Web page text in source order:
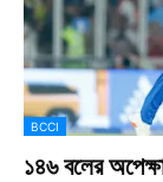
BCCI
১৪৬ বলের